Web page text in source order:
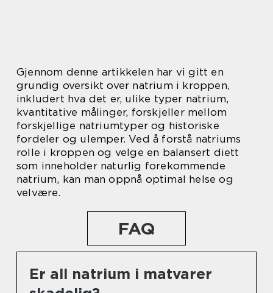
Gjennom denne artikkelen har vi gitt en
grundig oversikt over natrium i kroppen,
inkludert hva det er, ulike typer natrium,
kvantitative målinger, forskjeller mellom
forskjellige natriumtyper og historiske
fordeler og ulemper. Ved å forstå natriums
rolle i kroppen og velge en balansert diett
som inneholder naturlig forekommende
natrium, kan man oppnå optimal helse og
velvære.
FAQ
Er all natrium i matvarer